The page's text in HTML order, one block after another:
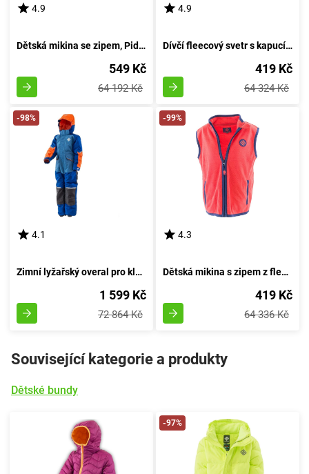
4.9
Dětská mikina se zipem, Pidilidi, PD1118-03, růžová - velikost 98
549 Kč
64 192 Kč
4.9
Dívčí fleecový svetr s kapucí, Pidilidi, PD1120-06, fialový - velikost 98
419 Kč
64 324 Kč
-98%
4.1
Zimní lyžařský overal pro kluka, Pidilidi, PD1104-04, azurový - velikost 98 | Věk 3 roky
1 599 Kč
72 864 Kč
-99%
4.3
Dětská mikina s zipem z fleecu, Pidilidi, PD1120-08, červená - velikost 98
419 Kč
64 336 Kč
Související kategorie a produkty
Dětské bundy
-97%